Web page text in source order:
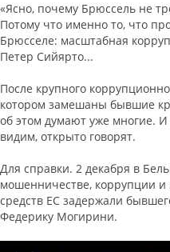
«Ясно, почему Брюссель не
Потому что именно то, что
Брюсселе: масштабная
Петер Сийярто...
После крупного
котором замешаны бывшие
об этом думают уже многие.
видим, открыто говорят.
Для справки. 2 декабря в
мошенничестве, коррупции
средств ЕС задержали
Федерику Могирини.